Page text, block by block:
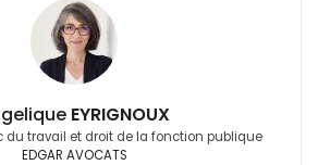
EYRIGNOUX
du travail et droit de la fonction publique
EDGAR AVOCATS